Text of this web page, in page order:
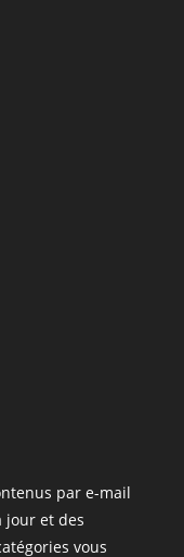
par e-mail
jour et des
vous